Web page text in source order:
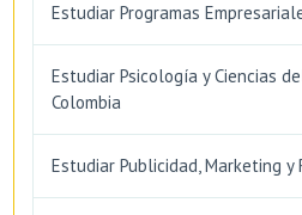
Estudiar Programas
Estudiar Psicología y Ciencias
Colombia
Estudiar Publicidad, Marketing y